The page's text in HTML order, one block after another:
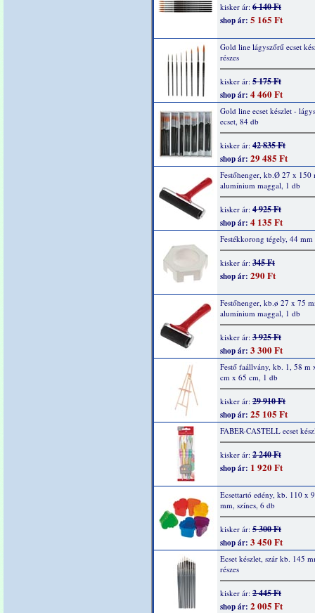
kisker ár: 6 140 Ft
shop ár: 5 165 Ft
Gold line lágyszőrű ecset
részes
kisker ár: 5 175 Ft
shop ár: 4 460 Ft
Gold line ecset készlet -
ecset, 84 db
kisker ár: 42 835 Ft
shop ár: 29 485 Ft
Festőhenger, kb.Ø 27 x 150
alumínium maggal, 1 db
kisker ár: 4 925 Ft
shop ár: 4 135 Ft
Festékkorong tégely, 44 mm
kisker ár: 345 Ft
shop ár: 290 Ft
Festőhenger, kb.ø 27 x 75
alumínium maggal, 1 db
kisker ár: 3 925 Ft
shop ár: 3 300 Ft
Festő faállvány, kb. 1, 58 m
cm x 65 cm, 1 db
kisker ár: 29 910 Ft
shop ár: 25 105 Ft
FABER-CASTELL ecset
kisker ár: 2 240 Ft
shop ár: 1 920 Ft
Ecsettartó edény, kb. 110 x
mm, színes, 6 db
kisker ár: 5 300 Ft
shop ár: 3 450 Ft
Ecset készlet, szár kb. 145
részes
kisker ár: 2 445 Ft
shop ár: 2 005 Ft